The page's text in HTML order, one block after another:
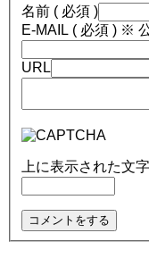
名前 ( 必須 )
E-MAIL ( 必須 ) ※
URL
上に表示された文